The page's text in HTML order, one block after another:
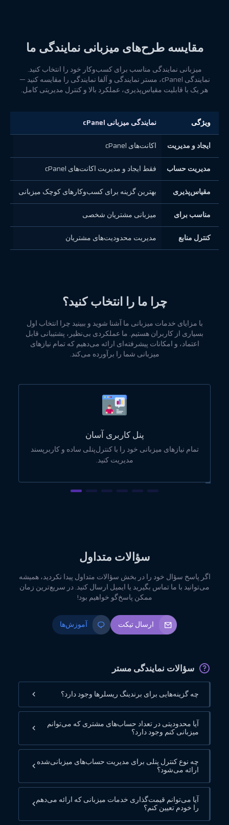
مقایسه طرح‌های میزبانی نمایندگی ما
میزبانی نمایندگی مناسب برای کسب‌وکار خود را انتخاب کنید.
نمایندگی cPanel، مستر نمایندگی و آلفا نمایندگی را مقایسه کنید —
هر یک با قابلیت مقیاس‌پذیری، عملکرد بالا و کنترل مدیریتی کامل.
ویژگی نمایندگی میزبانی cPanel
ایجاد و مدیریت اکانت‌های cPanel
مدیریت حساب فقط ایجاد و مدیریت اکانت‌های cPanel
مقیاس‌پذیری بهترین گزینه برای کسب‌وکارهای کوچک میزبانی
مناسب برای میزبانی مشتریان شخصی
کنترل منابع مدیریت محدودیت‌های مشتریان
چرا ما را انتخاب کنید؟
با مزایای خدمات میزبانی ما آشنا شوید و ببینید چرا انتخاب اول
بسیاری از کاربران هستیم. ما عملکردی بی‌نظیر، پشتیبانی قابل
اعتماد، و امکانات پیشرفته‌ای ارائه می‌دهیم که تمام نیازهای
میزبانی شما را برآورده می‌کند.
پنل کاربری آسان
تمام نیازهای میزبانی خود را با کنترل‌پنلی ساده و کاربرپسند
مدیریت کنید.
سؤالات متداول
اگر پاسخ سؤال خود را در بخش سؤالات متداول پیدا نکردید، همیشه
می‌توانید با ما تماس بگیرید یا ایمیل ارسال کنید. در سریع‌ترین زمان
ممکن پاسخ‌گو خواهیم بود!
ارسال تیکت آموزش‌ها
سؤالات نمایندگی مستر
چه گزینه‌هایی برای برندینگ ریسلرها وجود دارد؟
آیا محدودیتی در تعداد حساب‌های مشتری که می‌توانم
میزبانی کنم وجود دارد؟
چه نوع کنترل پنلی برای مدیریت حساب‌های میزبانی‌شده
ارائه می‌شود؟
آیا می‌توانم قیمت‌گذاری خدمات میزبانی که ارائه می‌دهم
را خودم تعیین کنم؟